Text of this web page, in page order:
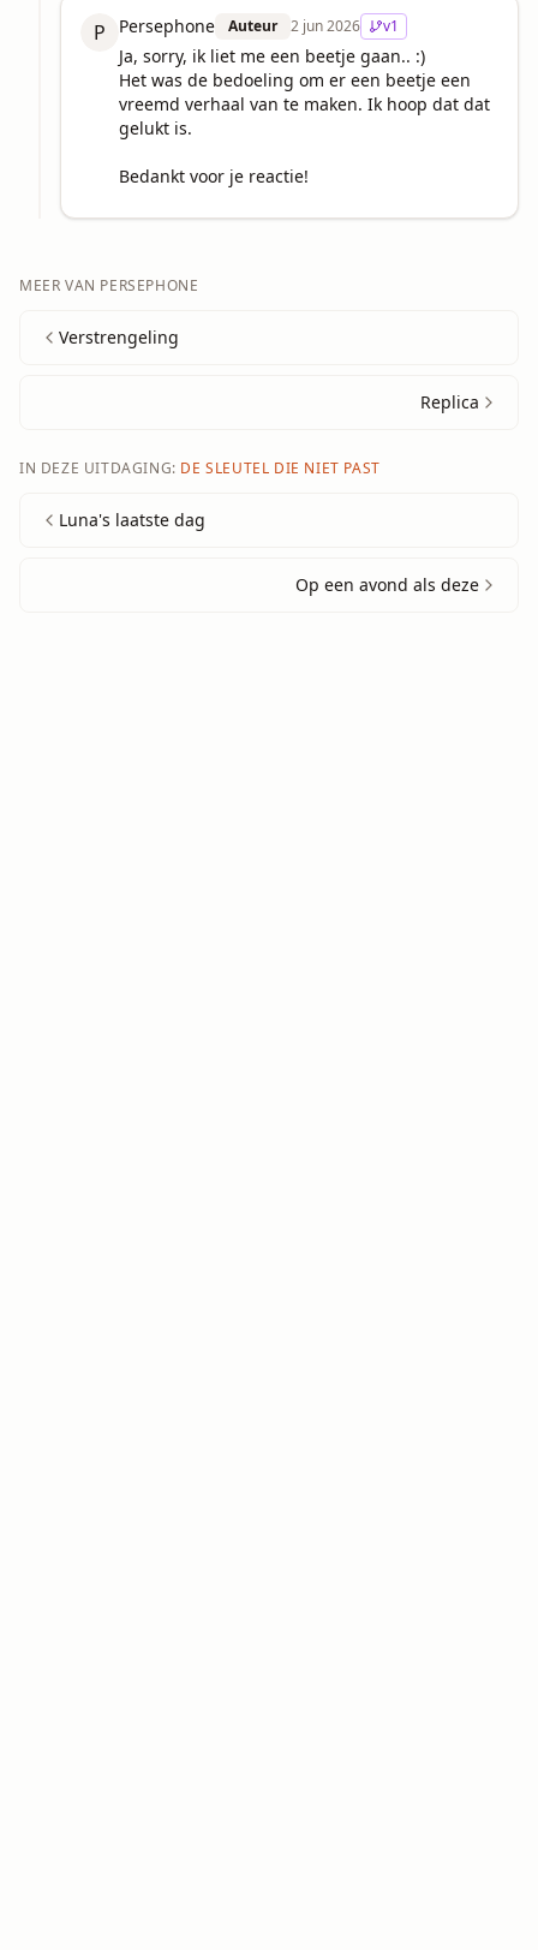
P Persephone Auteur 2 jun 2026 v1
Ja, sorry, ik liet me een beetje gaan.. :)
Het was de bedoeling om er een beetje een
vreemd verhaal van te maken. Ik hoop dat dat
gelukt is.
Bedankt voor je reactie!
MEER VAN PERSEPHONE
Verstrengeling
Replica
IN DEZE UITDAGING: DE SLEUTEL DIE NIET PAST
Luna's laatste dag
Op een avond als deze